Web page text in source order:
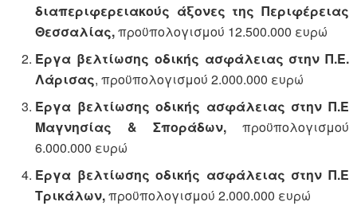
διαπεριφερειακούς άξονες της Περιφέρειας
Θεσσαλίας,προϋπολογισμού 12.500.000 ευρώ
Έργα βελτίωσης οδικής ασφάλειας στην Π.Ε.
Λάρισας, προϋπολογισμού 2.000.000 ευρώ
Έργα βελτίωσης οδικής ασφάλειας στην Π.Ε
Μαγνησίας & Σποράδων, προϋπολογισμού
6.000.000 ευρώ
Έργα βελτίωσης οδικής ασφάλειας στην Π.Ε
Τρικάλων,προϋπολογισμού 2.000.000 ευρώ